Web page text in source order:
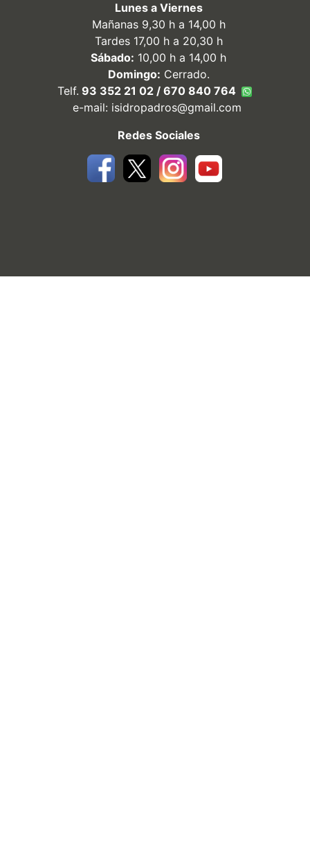
Lunes a Viernes
Mañanas 9,30 h a 14,00 h
Tardes 17,00 h a 20,30 h
Sábado: 10,00 h a 14,00 h
Domingo: Cerrado.
Telf. 93 352 21 02 / 670 840 764
e-mail: isidropadros@gmail.com
Redes Sociales